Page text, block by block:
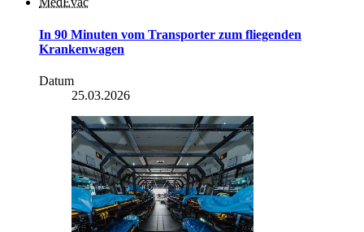
In 90 Minuten vom Transporter zum fliegenden
Krankenwagen
Datum
25.03.2026